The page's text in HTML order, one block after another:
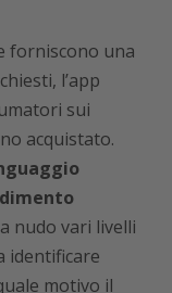
forniscono una
l’app
sui
acquistato.
nudo vari livelli
identificare
motivo il